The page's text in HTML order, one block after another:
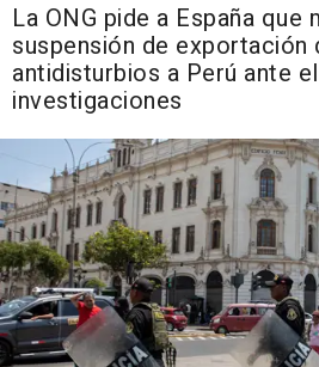
La ONG pide a España que
suspensión de exportación
antidisturbios a Perú ante
investigaciones